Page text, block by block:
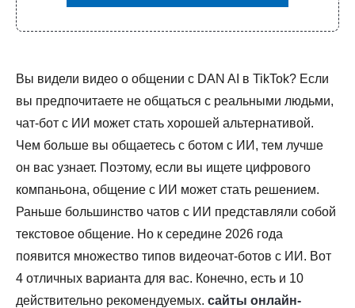
Вы видели видео о общении с DAN AI в TikTok? Если
вы предпочитаете не общаться с реальными людьми,
чат-бот с ИИ может стать хорошей альтернативой.
Чем больше вы общаетесь с ботом с ИИ, тем лучше
он вас узнает. Поэтому, если вы ищете цифрового
компаньона, общение с ИИ может стать решением.
Раньше большинство чатов с ИИ представляли собой
текстовое общение. Но к середине 2026 года
появится множество типов видеочат-ботов с ИИ. Вот
4 отличных варианта для вас. Конечно, есть и 10
действительно рекомендуемых. сайты онлайн-